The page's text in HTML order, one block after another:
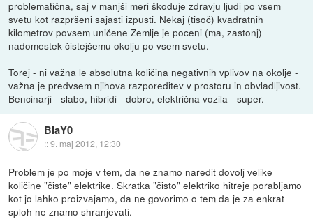
problematična, saj v manjši meri škoduje zdravju ljudi po vsem
svetu kot razpršeni sajasti izpusti. Nekaj (tisoč) kvadratnih
kilometrov povsem uničene Zemlje je poceni (ma, zastonj)
nadomestek čistejšemu okolju po vsem svetu.
Torej - ni važna le absolutna količina negativnih vplivov na okolje -
važna je predvsem njihova razporeditev v prostoru in obvladljivost.
Bencinarji - slabo, hibridi - dobro, električna vozila - super.
BlaY0
::9. maj 2012, 12:30
Problem je po moje v tem, da ne znamo naredit dovolj velike
količine "čiste" elektrike. Skratka "čisto" elektriko hitreje porabljamo
kot jo lahko proizvajamo, da ne govorimo o tem da je za enkrat
sploh ne znamo shranjevati.